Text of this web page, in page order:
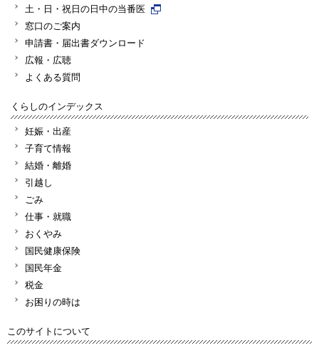
土・日・祝日の日中の当番医
窓口のご案内
申請書・届出書ダウンロード
広報・広聴
よくある質問
くらしのインデックス
妊娠・出産
子育て情報
結婚・離婚
引越し
ごみ
仕事・就職
おくやみ
国民健康保険
国民年金
税金
お困りの時は
このサイトについて